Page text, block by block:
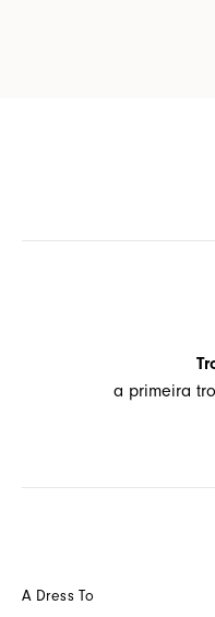
a primeira
A Dress To